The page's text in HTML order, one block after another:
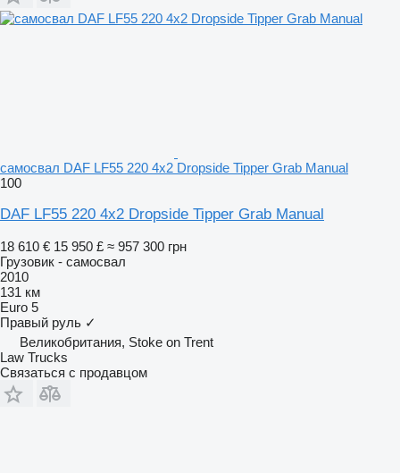
самосвал DAF LF55 220 4x2 Dropside Tipper Grab Manual
100
DAF LF55 220 4x2 Dropside Tipper Grab Manual
18 610 € 15 950 £ ≈ 957 300 грн
Грузовик - самосвал
2010
131 км
Euro 5
Правый руль ✓
Великобритания, Stoke on Trent
Law Trucks
Связаться с продавцом